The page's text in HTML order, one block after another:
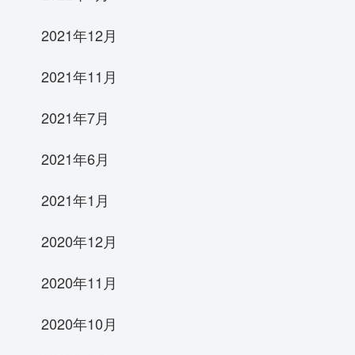
2021年12月
2021年11月
2021年7月
2021年6月
2021年1月
2020年12月
2020年11月
2020年10月